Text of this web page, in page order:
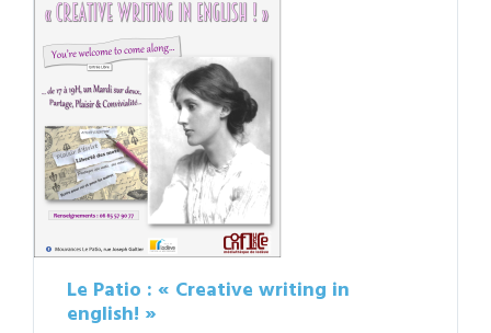
Le Patio : « Creative writing in
english! »